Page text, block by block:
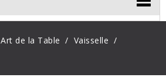
Art de la Table
Vaisselle